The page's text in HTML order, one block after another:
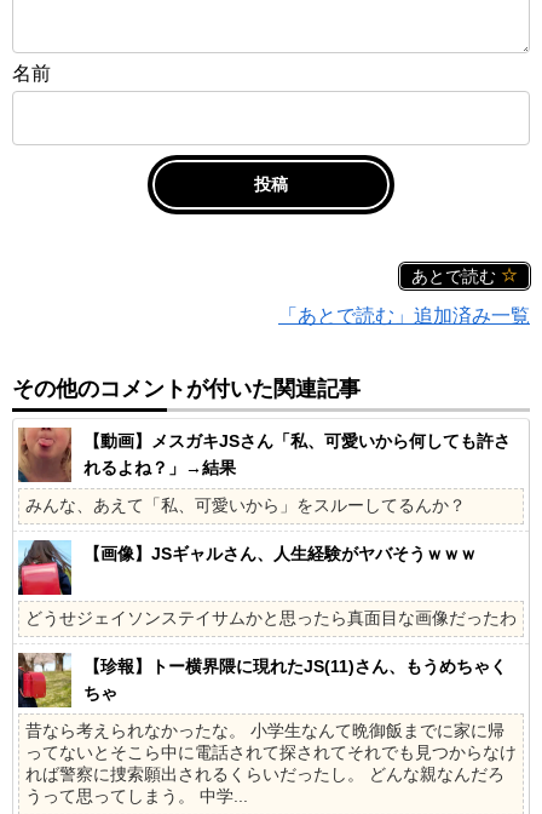
名前
あとで読む
「あとで読む」追加済み一覧
その他のコメントが付いた関連記事
【動画】メスガキJSさん「私、可愛いから何しても許さ
れるよね？」→結果
みんな、あえて「私、可愛いから」をスルーしてるんか？
【画像】JSギャルさん、人生経験がヤバそうｗｗｗ
どうせジェイソンステイサムかと思ったら真面目な画像だったわ
【珍報】トー横界隈に現れたJS(11)さん、もうめちゃく
ちゃ
昔なら考えられなかったな。 小学生なんて晩御飯までに家に帰
ってないとそこら中に電話されて探されてそれでも見つからなけ
れば警察に捜索願出されるくらいだったし。 どんな親なんだろ
うって思ってしまう。 中学...